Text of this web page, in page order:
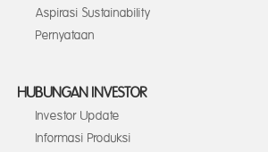
Aspirasi Sustainability
Pernyataan
HUBUNGAN INVESTOR
Investor Update
Informasi Produksi